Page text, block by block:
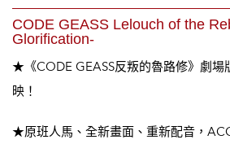
CODE GEASS Lelouch of the
Glorification-
★《CODE GEASS反叛的魯路修》劇場
映！
★原班人馬、全新畫面、重新配音，